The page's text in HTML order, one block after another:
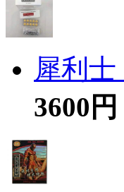
犀利
3600円